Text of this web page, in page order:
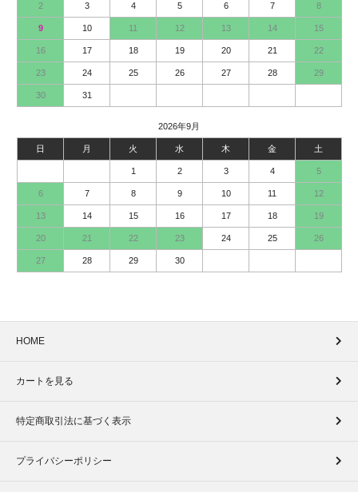
2 3 4 5 6 7 8
9 10 11 12 13 14 15
16 17 18 19 20 21 22
23 24 25 26 27 28 29
30 31
2026年9月
日 月 火 水 木 金 土
1 2 3 4 5
6 7 8 9 10 11 12
13 14 15 16 17 18 19
20 21 22 23 24 25 26
27 28 29 30
HOME
カートを見る
特定商取引法に基づく表示
プライバシーポリシー